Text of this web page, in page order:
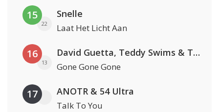
15
22
Snelle
Laat Het Licht Aan
16
13
David Guetta, Teddy Swims & Tones And I
Gone Gone Gone
17 ANOTR & 54 Ultra
Talk To You